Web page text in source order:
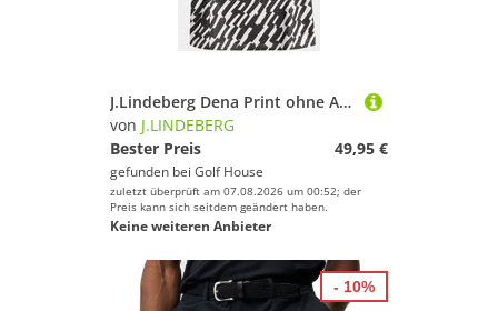
J.Lindeberg Dena Print ohne Arm Polo schwarz
von J.LINDEBERG
Bester Preis
49,95 €
gefunden bei Golf House
zuletzt überprüft am 07.08.2026 um 00:52; der
Preis kann sich seitdem geändert haben.
Keine weiteren Anbieter
- 10%